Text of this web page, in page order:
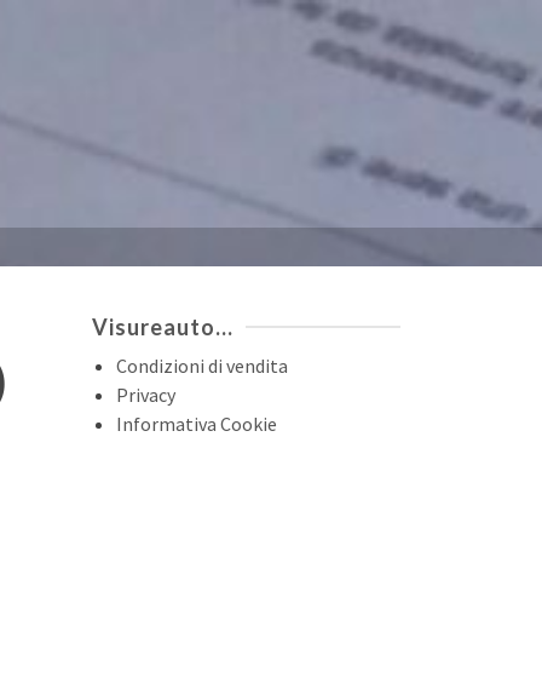
Visureauto…
Condizioni di vendita
Privacy
Informativa Cookie